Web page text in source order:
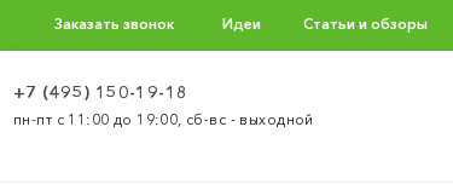
Заказать звонок Идеи Статьи и обзоры
+7 (495) 150-19-18
пн-пт с 11:00 до 19:00, сб-вс - выходной